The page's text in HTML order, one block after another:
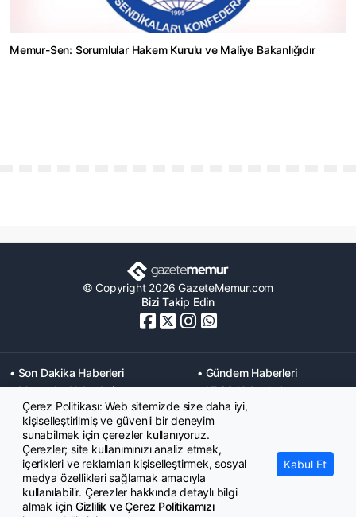
Memur-Sen: Sorumlular Hakem Kurulu ve Maliye Bakanlığıdır
© Copyright 2026 GazeteMemur.com
Bizi Takip Edin
• Son Dakika Haberleri
• Gündem Haberleri
• Memurlar Haberleri
• KPSS Haberleri
• Ekonomi Haberleri
• Eğitim Haberleri
• Yaşam Haberleri
• Maaş Verileri Haberleri
• Mahkeme Kararları
Haberleri
Çerez Politikası: Web sitemizde size daha iyi,
kişiselleştirilmiş ve güvenli bir deneyim
sunabilmek için çerezler kullanıyoruz.
Çerezler; site kullanımınızı analiz etmek,
içerikleri ve reklamları kişiselleştirmek, sosyal
medya özellikleri sağlamak amacıyla
kullanılabilir. Çerezler hakkında detaylı bilgi
almak için Gizlilik ve Çerez Politikamızı
Kabul Et